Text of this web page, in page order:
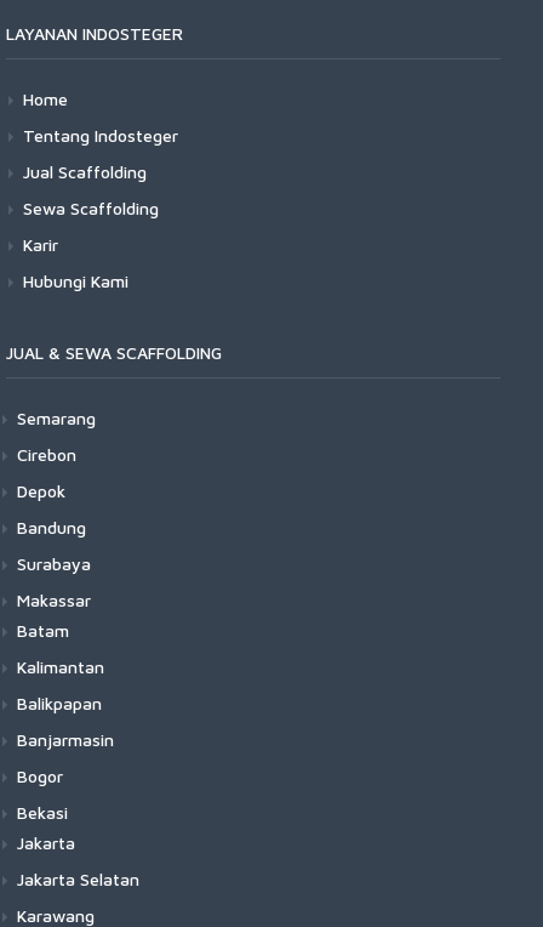
LAYANAN INDOSTEGER
Home
Tentang Indosteger
Jual Scaffolding
Sewa Scaffolding
Karir
Hubungi Kami
JUAL & SEWA SCAFFOLDING
Semarang
Cirebon
Depok
Bandung
Surabaya
Makassar
Batam
Kalimantan
Balikpapan
Banjarmasin
Bogor
Bekasi
Jakarta
Jakarta Selatan
Karawang